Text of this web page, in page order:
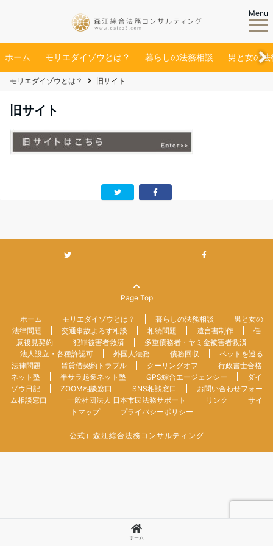
Menu
ホーム モリエダイゾウとは？ 暮らしの法務相談 男と女の法
モリエダイゾウとは？ 旧サイト
旧サイト
ホーム
Page Top
ホーム モリエダイゾウとは？ 暮らしの法務相談
男と女の
法律問題
交通事故よろず相談 相続問題 遺言書制作
任
意後見契約
犯罪被害者救済
多重債務者・ヤミ金被害者救済
法人設立・各種許認可
外国人法務 債務回収
ペットを巡る
法律問題
賃貸借契約トラブル クーリングオフ
行政書士合格
ネット塾
半サラ起業ネット塾 GPS綜合エージェンシー
ダイ
ゾウ日記
ZOOM相談窓口 SNS相談窓口
お問い合わせフォー
ム相談窓口
一般社団法人 日本市民法務サポート リンク
サイ
トマップ
プライバシーポリシー
公式）森江綜合法務コンサルティング